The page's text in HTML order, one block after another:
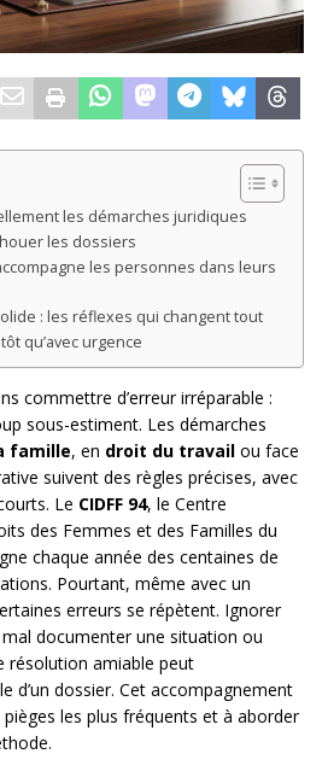
les démarches juridiques
les dossiers
les personnes dans leurs
: les réflexes qui changent tout
qu’avec urgence
commettre d’erreur irréparable :
sous-estiment. Les démarches
famille, en droit du travail ou face
suivent des règles précises, avec
Le CIDFF 94, le Centre
des Femmes et des Familles du
chaque année des centaines de
Pourtant, même avec un
erreurs se répètent. Ignorer
documenter une situation ou
résolution amiable peut
d’un dossier. Cet accompagnement
les plus fréquents et à aborder